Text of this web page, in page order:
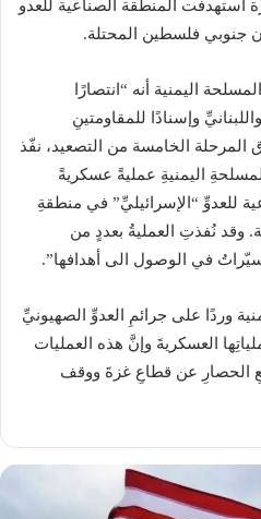
استهدفت المنطقة الصناعية للعدو
جنوبي فلسطين المحتلة.
اليمنية أنه “انتصارًا
وإسنادًا للمقاومتينِ
المرحلة الخامسة من التصعيد، نفّذ
اليمنيةِ عمليةً عسكريةً
للعدوِّ “الإسرائيليِّ” في منطقةِ
وقد نُفذتِ العمليةُ بعددٍ من
في الوصول الى أهدافها”.
وردًا على جرائمِ العدوِّ الصهيونيِّ
العسكريةَ وإنَّ هذه العمليات
الحصارِ عن قطاعِ غزةَ ووقف